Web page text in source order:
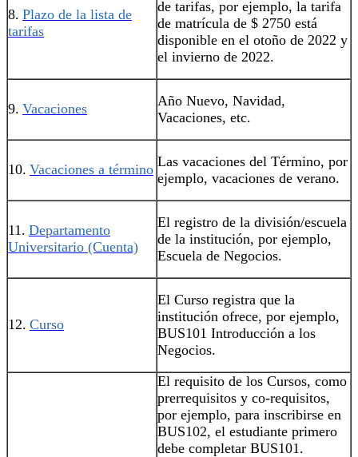
8. Plazo de la lista de
tarifas
de tarifas, por ejemplo, la tarifa
de matrícula de $ 2750 está
disponible en el otoño de 2022 y
el invierno de 2022.
9. Vacaciones
Año Nuevo, Navidad,
Vacaciones, etc.
10. Vacaciones a término Las vacaciones del Término, por
ejemplo, vacaciones de verano.
11. Departamento
Universitario (Cuenta)
El registro de la división/escuela
de la institución, por ejemplo,
Escuela de Negocios.
12. Curso
El Curso registra que la
institución ofrece, por ejemplo,
BUS101 Introducción a los
Negocios.
El requisito de los Cursos, como
prerrequisitos y co-requisitos,
por ejemplo, para inscribirse en
BUS102, el estudiante primero
debe completar BUS101.